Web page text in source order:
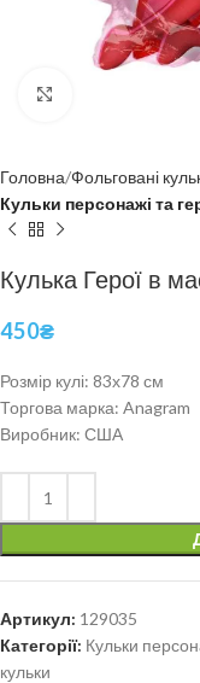
Головна Фольговані
Кульки персонажі та
Кулька Герої в
450₴
Розмір кулі: 83х78 см
Торгова марка: Anagram
Виробник: США
Артикул: 129035
Категорії: Кульки
кульки